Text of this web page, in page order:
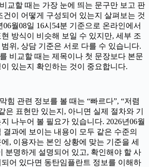
교할 때는 가장 눈에 띄는 문구만 보고 판
건이 어떻게 구성되어 있는지 살펴보는 것
06월08일 16시54분 기준으로 온라인에서
방식이 비슷해 보일 수 있지만, 세부 조
위, 상담 기준은 서로 다를 수 있습니다.
비교할 때는 제목이나 첫 문장보다 본문
있는지 확인하는 것이 중요합니다.
힘 관련 정보를 볼 때는 “빠르다”, “저렴
은 표현만 있는지, 아니면 실제 절차와 기
나누어 볼 필요가 있습니다. 2026년06월
결과에 보이는 내용이 모두 같은 수준의
, 이용자는 본인 상황에 맞는 기준을 세
분명하게 설명되어 있고, 확인해야 할 사
어 있다면 동탄임플란트 정보를 이해하